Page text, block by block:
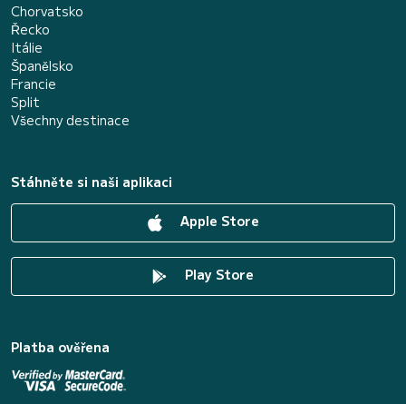
Chorvatsko
Řecko
Itálie
Španělsko
Francie
Split
Všechny destinace
Stáhněte si naši aplikaci
Apple Store
Play Store
Platba ověřena